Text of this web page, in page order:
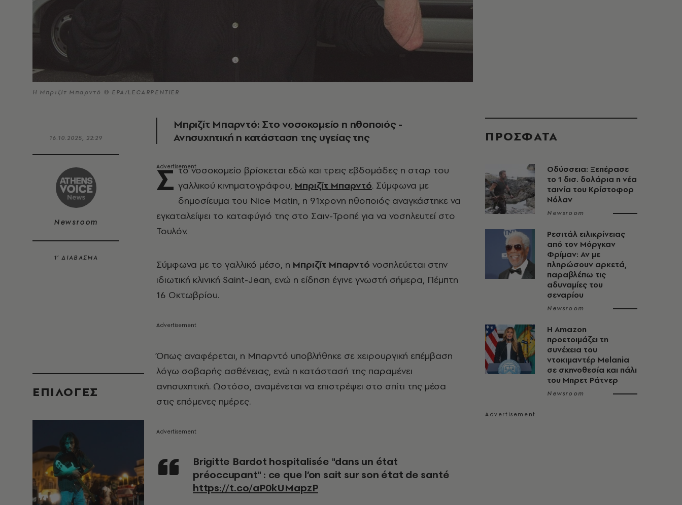
Η Μπριζίτ Μπαρντό © ΕΡΑ/LECARPENTIER
16.10.2025, 22:29
Newsroom
1’ ΔΙΑΒΑΣΜΑ
EΠΙΛΟΓΈΣ
Μπριζίτ Μπαρντό: Στο νοσοκομείο η ηθοποιός -
Ανησυχητική η κατάσταση της υγείας της
Σ το νοσοκομείο βρίσκεται εδώ και τρεις εβδομάδες η σταρ του
γαλλικού κινηματογράφου, Μπριζίτ Μπαρντό. Σύμφωνα με
δημοσίευμα του Nice Matin, η 91χρονη ηθοποιός αναγκάστηκε να
εγκαταλείψει το καταφύγιό της στο Σαιν-Τροπέ για να νοσηλευτεί στο
Τουλόν.
Σύμφωνα με το γαλλικό μέσο, η Μπριζίτ Μπαρντό νοσηλεύεται στην
ιδιωτική κλινική Saint-Jean, ενώ η είδηση έγινε γνωστή σήμερα, Πέμπτη
16 Οκτωβρίου.
Όπως αναφέρεται, η Μπαρντό υποβλήθηκε σε χειρουργική επέμβαση
λόγω σοβαρής ασθένειας, ενώ η κατάστασή της παραμένει
ανησυχητική. Ωστόσο, αναμένεται να επιστρέψει στο σπίτι της μέσα
στις επόμενες ημέρες.
Brigitte Bardot hospitalisée "dans un état
préoccupant" : ce que l’on sait sur son état de santé
https://t.co/aP0kUMapzP
ΠΡΟΣΦΑΤΑ
Οδύσσεια: Ξεπέρασε
το 1 δισ. δολάρια η νέα
ταινία του Κρίστοφορ
Νόλαν
Newsroom
Ρεσιτάλ ειλικρίνειας
από τον Μόργκαν
Φρίμαν: Αν με
πληρώσουν αρκετά,
παραβλέπω τις
αδυναμίες του
σεναρίου
Newsroom
Η Amazon
προετοιμάζει τη
συνέχεια του
ντοκιμαντέρ Melania
σε σκηνοθεσία και πάλι
του Μπρετ Ράτνερ
Newsroom